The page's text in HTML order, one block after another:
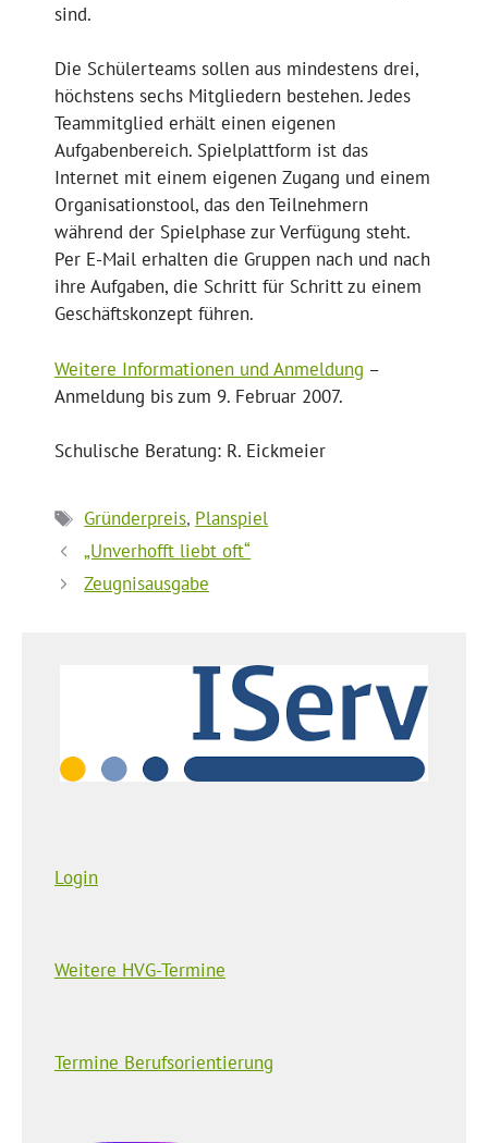
sind.
Die Schülerteams sollen aus mindestens drei,
höchstens sechs Mitgliedern bestehen. Jedes
Teammitglied erhält einen eigenen
Aufgabenbereich. Spielplattform ist das
Internet mit einem eigenen Zugang und einem
Organisationstool, das den Teilnehmern
während der Spielphase zur Verfügung steht.
Per E-Mail erhalten die Gruppen nach und nach
ihre Aufgaben, die Schritt für Schritt zu einem
Geschäftskonzept führen.
Weitere Informationen und Anmeldung –
Anmeldung bis zum 9. Februar 2007.
Schulische Beratung: R. Eickmeier
Schlagwörter
Gründerpreis, Planspiel
„Unverhofft liebt oft“
Zeugnisausgabe
Login
Weitere HVG-Termine
Termine Berufsorientierung